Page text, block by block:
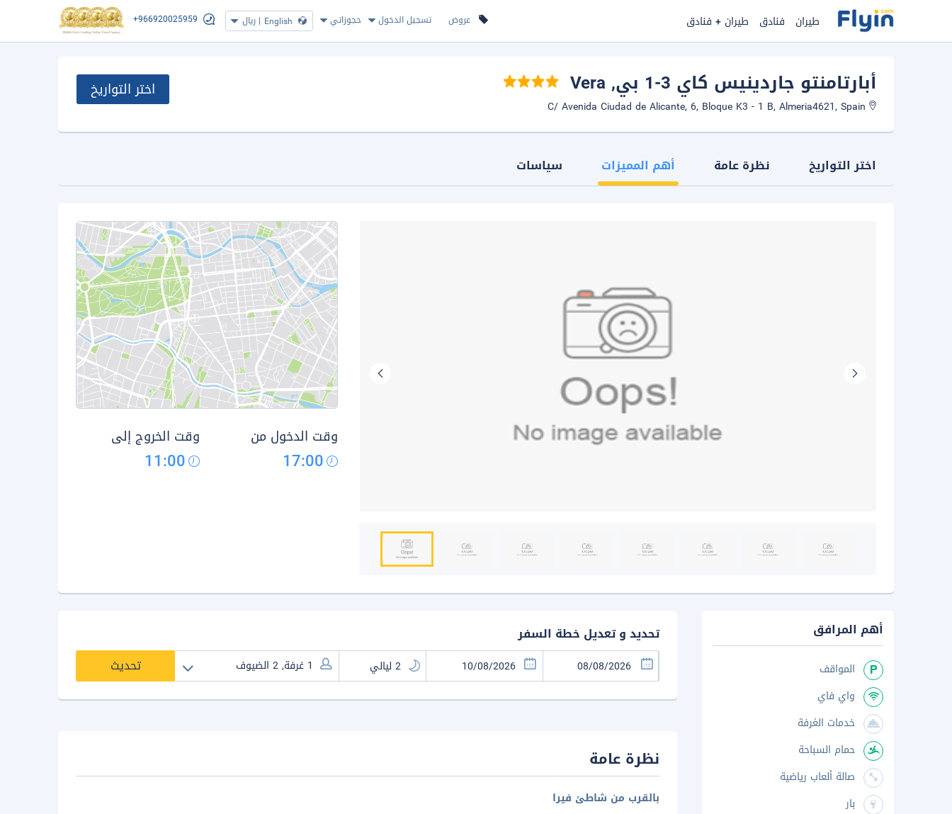
عروض تسجيل الدخول حجوزاتي English
| ريال +966920025959 طيران فنادق طيران + فنادق
أبارتامنتو جاردينيس كاي 3-1 بي , Vera اختر التواريخ
اختر التواريخ نظرة عامة أهم المميزات سياسات
وقت الدخول من
17:00
وقت الخروج إلى
11:00
تحديد و تعديل خطة السفر
تحديث
نظرة عامة
بالقرب من شاطئ فيرا
أهم المرافق
المواقف
واي فاي
خدمات الغرفة
حمام السباحة
صالة ألعاب رياضية
بار